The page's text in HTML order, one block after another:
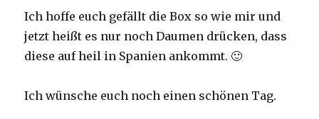
Ich hoffe euch gefällt die Box so wie mir und
jetzt heißt es nur noch Daumen drücken, dass
diese auf heil in Spanien ankommt. 🙂
Ich wünsche euch noch einen schönen Tag.